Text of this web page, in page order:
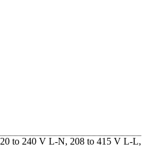
to 240 V L-N, 208 to 415 V L-L,